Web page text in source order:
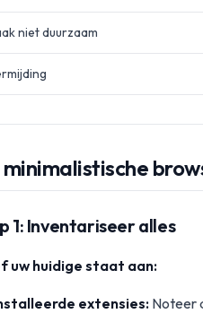
niet duurzaam
minimalistische
1: Inventariseer alles
uw huidige staat aan:
extensies:Noteer